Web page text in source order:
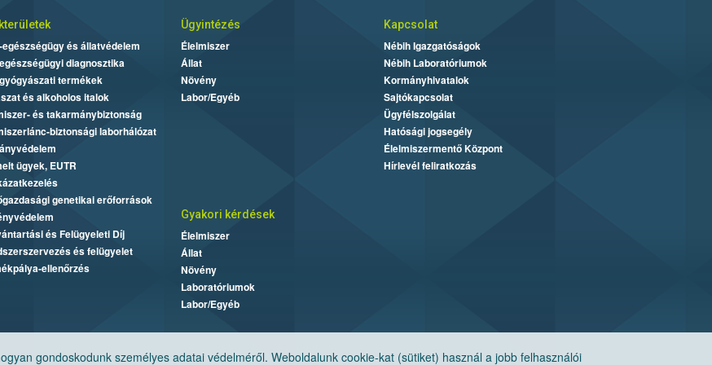
gondoskodunk személyes adatai védelméről. Weboldalunk cookie-kat (sütiket) használ a jobb felhasználói
és állatvédelem
diagnosztika
termékek
és alkoholos italok
és takarmánybiztonság
biztonsági laborhálózat
ügyek, EUTR
genetikai erőforrások
és Felügyeleti Díj
és felügyelet
ellenőrzés
Ügyintézés
Élelmiszer
Állat
Növény
Labor/Egyéb
Kapcsolat
Nébih Igazgatóságok
Nébih Laboratóriumok
Kormányhivatalok
Sajtókapcsolat
Ügyfélszolgálat
Hatósági jogsegély
Élelmiszermentő Központ
Hírlevél feliratkozás
Gyakori kérdések
Élelmiszer
Állat
Növény
Laboratóriumok
Labor/Egyéb